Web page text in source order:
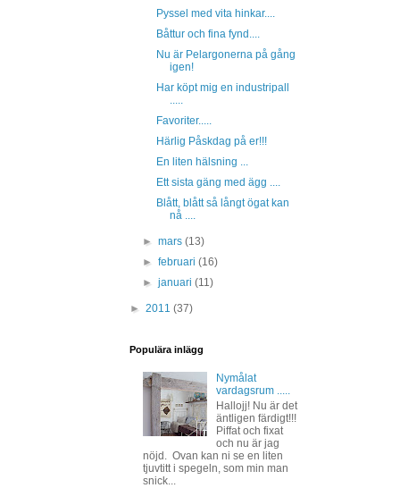
Pyssel med vita hinkar....
Båttur och fina fynd....
Nu är Pelargonerna på gång
igen!
Har köpt mig en industripall
.....
Favoriter.....
Härlig Påskdag på er!!!
En liten hälsning ...
Ett sista gäng med ägg ....
Blått, blått så långt ögat kan
nå ....
►mars(13)
►februari(16)
►januari(11)
► 2011 (37)
Populära inlägg
Nymålat
vardagsrum .....
Hallojj! Nu är det
äntligen färdigt!!!
Piffat och fixat
och nu är jag
nöjd. Ovan kan ni se en liten
tjuvtitt i spegeln, som min man
snick...